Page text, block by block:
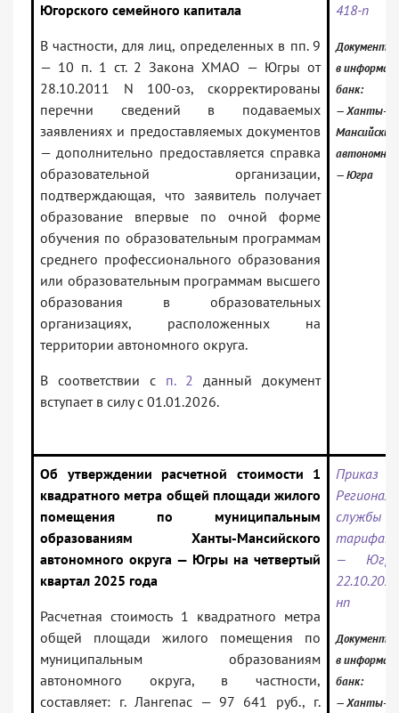
Югорского семейного капитала
В частности, для лиц, определенных в пп. 9
— 10 п. 1 ст. 2 Закона ХМАО — Югры от
28.10.2011 N 100-оз, скорректированы
перечни сведений в подаваемых
заявлениях и предоставляемых документов
— дополнительно предоставляется справка
образовательной организации,
подтверждающая, что заявитель получает
образование впервые по очной форме
обучения по образовательным программам
среднего профессионального образования
или образовательным программам высшего
образования в образовательных
организациях, расположенных на
территории автономного округа.
В соответствии с п. 2 данный документ
вступает в силу с 01.01.2026.
418-п
Документ
в
банк:
— Ханты-
Мансийский
— Югра
Об утверждении расчетной стоимости 1
квадратного метра общей площади жилого
помещения по муниципальным
образованиям Ханты-Мансийского
автономного округа — Югры на четвертый
квартал 2025 года
Расчетная стоимость 1 квадратного метра
общей площади жилого помещения по
муниципальным образованиям
автономного округа, в частности,
составляет: г. Лангепас — 97 641 руб., г.
Приказ
—
нп
Документ
в
банк:
— Ханты-